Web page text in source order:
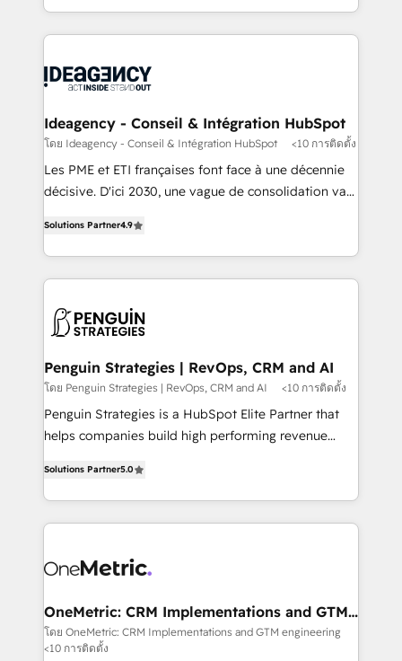
inbound, automatisation marketing, ABM, IA,
emailing) Informations clés : - 10 ans d'expérience -
experts conseil - 150 certifications HubSpot
by top brands such as Lenovo, Bluetooth,
International Sports Sciences Association, SXSW,
Randstad, Uber Freight, and HubSpot itself. We have
partner and expertise across operational strategy,
business-first process building, system integration,
custom development, and extensibility. When you
work with Aptitude 8, you get a team – not an
development, and project management. We have
100% US-based, FTE team members. We offer
migrations from other platforms, systems
integration, extensibility, custom development, and
Ideagency - Conseil & Intégration HubSpot
โดย Ideagency - Conseil & Intégration HubSpot <10 การติดตั้ง
Les PME et ETI françaises font face à une décennie
décisive. D'ici 2030, une vague de consolidation va
entreprises qui auront réussi leur transformation. Le
problème ? 58% des dirigeants savent que l'IA est
vitale pour leur survie. Mais 57% n'ont aucune
données. C'est le paradoxe français : conscience
Augmentée. Ce n'est pas une entreprise qui utilise
l'IA. C'est une organisation qui a réussi la symbiose
entre l'expertise humaine et l'intelligence artificielle.
Pas pour remplacer l'humain, mais pour l'augmenter.
transformation. D'abord les fondations : des
données unifiées, des processus alignés. Ensuite
vraie performance vient de l'intérieur. Act Inside.
Stand Out.
Solutions Partner4.9
Penguin Strategies | RevOps, CRM and AI
โดย Penguin Strategies | RevOps, CRM and AI <10 การติดตั้ง
Penguin Strategies is a HubSpot Elite Partner that
helps companies build high performing revenue
system environments and global SaaS or
manufacturing teams. Trusted by leading enterprises
and fast growing scale ups including Sony, Rapyd,
Design Automation and Uptive. 📊 RevOps & data
integrations 🤖 AI workflows & enrichment 📘 Team
enablement & company-wide adoption We create
HubSpot environments that teams use with
Solutions Partner5.0
OneMetric: CRM Implementations and GTM
engineering
โดย OneMetric: CRM Implementations and GTM engineering
<10 การติดตั้ง